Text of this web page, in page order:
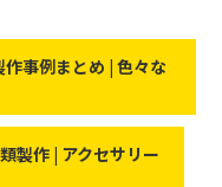
事例まとめ | 色々な
製作 | アクセサリー